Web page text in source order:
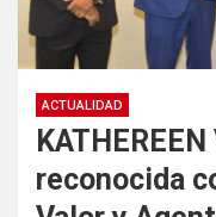
ACTUALIDAD
reconocida